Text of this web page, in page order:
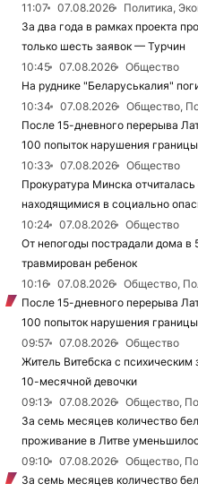
11:07
07.08.2026
Политика,
За два года в рамках проекта
только шесть заявок — Турчин
10:45
07.08.2026
Общество
На руднике "Беларуськалия"
10:34
07.08.2026
Общество,
После 15-дневного перерыва
100 попыток нарушения
10:33
07.08.2026
Общество
Прокуратура Минска
находящимися в социально
10:24
07.08.2026
Общество
От непогоды пострадали дома в
травмирован ребенок
10:16
07.08.2026
Общество,
После 15-дневного перерыва
100 попыток нарушения
09:57
07.08.2026
Общество
Житель Витебска с
10-месячной девочки
09:13
07.08.2026
Общество,
За семь месяцев количество
проживание в Литве
09:10
07.08.2026
Общество,
За семь месяцев количество